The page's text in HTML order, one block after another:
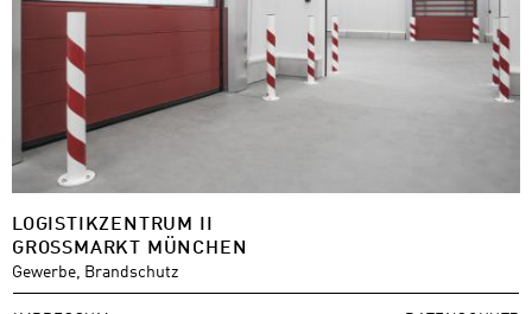
LOGISTIKZENTRUM II
GROSSMARKT MÜNCHEN
Gewerbe, Brandschutz